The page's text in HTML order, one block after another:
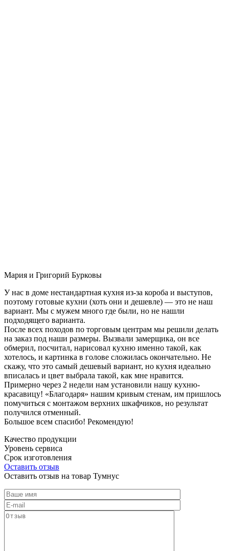
Мария и Григорий Бурковы
У нас в доме нестандартная кухня из-за короба и выступов,
поэтому готовые кухни (хоть они и дешевле) — это не наш
вариант. Мы с мужем много где были, но не нашли
подходящего варианта.
После всех походов по торговым центрам мы решили делать
на заказ под наши размеры. Вызвали замерщика, он все
обмерил, посчитал, нарисовал кухню именно такой, как
хотелось, и картинка в голове сложилась окончательно. Не
скажу, что это самый дешевый вариант, но кухня идеально
вписалась и цвет выбрала такой, как мне нравится.
Примерно через 2 недели нам установили нашу кухню-
красавицу! «Благодаря» нашим кривым стенам, им пришлось
помучиться с монтажом верхних шкафчиков, но результат
получился отменный.
Большое всем спасибо! Рекомендую!
Качество продукции
Уровень сервиса
Срок изготовления
Оставить отзыв
Оставить отзыв на товар Тумнус